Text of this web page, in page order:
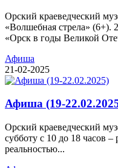
Орский краеведческий
«Волшебная стрела» (6+).
«Орск в годы Великой
Афиша
21-02-2025
Афиша (19-
Орский краеведческий
субботу с 10 до 18 часов
реальностью...